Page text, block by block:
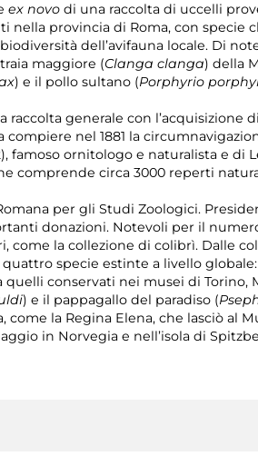
ex novo di una raccolta di uccelli
nella provincia di Roma, con
dell’avifauna locale. Di
maggiore (Clanga clanga) della
) e il pollo sultano (Porphyrio
raccolta generale con
compiere nel 1881 la
famoso ornitologo e naturalista e di
comprende circa 3000 reperti
per gli Studi Zoologici.
donazioni. Notevoli per il
come la collezione di colibrì. Dalle
specie estinte a livello globale:
conservati nei musei di Torino,
) e il pappagallo del paradiso (
come la Regina Elena, che lasciò al
in Norvegia e nell’isola di